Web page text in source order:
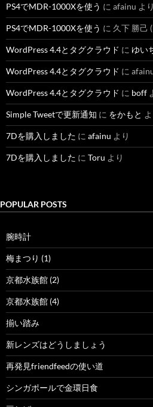
PS4でMDR-1000Xを使う に afainu より
PS4でMDR-1000Xを使う に 久下 勝己
WordPress 4.4とタグクラウド に ゆい
WordPress 4.4とタグクラウド に
WordPress 4.4とタグクラウド に boff
Simple Tweetで更新通知 に をかもと
7Dを購入しました に afainu より
7Dを購入しました に Toru より
POPULAR POSTS
腕時計
梅まつり (1)
京都水族館 (2)
京都水族館 (4)
揃い踏み
新レンズはどうしましょう
再発見friendfeedの使い道
シンガポールで金環日食